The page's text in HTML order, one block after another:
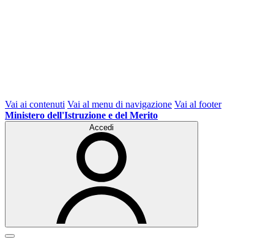
Vai ai contenuti Vai al menu di navigazione Vai al footer
Ministero dell'Istruzione e del Merito
Accedi